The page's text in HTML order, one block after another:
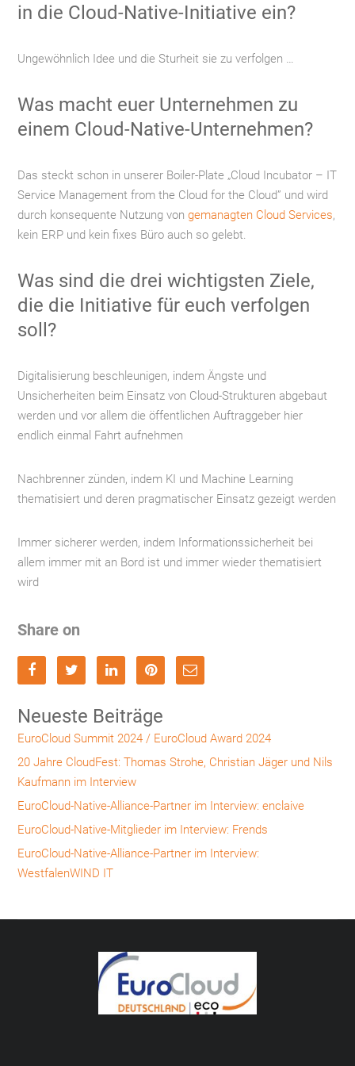
in die Cloud-Native-Initiative ein?
Ungewöhnlich Idee und die Sturheit sie zu verfolgen …
Was macht euer Unternehmen zu
einem Cloud-Native-Unternehmen?
Das steckt schon in unserer Boiler-Plate „Cloud Incubator – IT
Service Management from the Cloud for the Cloud” und wird
durch konsequente Nutzung vongemanagten Cloud Services,
kein ERP und kein fixes Büro auch so gelebt.
Was sind die drei wichtigsten Ziele,
die die Initiative für euch verfolgen
soll?
Digitalisierung beschleunigen, indem Ängste und
Unsicherheiten beim Einsatz von Cloud-Strukturen abgebaut
werden und vor allem die öffentlichen Auftraggeber hier
endlich einmal Fahrt aufnehmen
Nachbrenner zünden, indem KI und Machine Learning
thematisiert und deren pragmatischer Einsatz gezeigt werden
Immer sicherer werden, indem Informationssicherheit bei
allem immer mit an Bord ist und immer wieder thematisiert
wird
Share on
Neueste Beiträge
EuroCloud Summit 2024 / EuroCloud Award 2024
20 Jahre CloudFest: Thomas Strohe, Christian Jäger und Nils
Kaufmann im Interview
EuroCloud-Native-Alliance-Partner im Interview: enclaive
EuroCloud-Native-Mitglieder im Interview: Frends
EuroCloud-Native-Alliance-Partner im Interview:
WestfalenWIND IT